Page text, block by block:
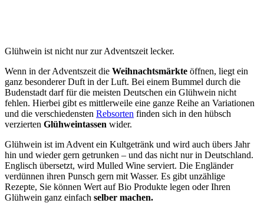
Glühwein ist nicht nur zur Adventszeit lecker.
Wenn in der Adventszeit die Weihnachtsmärkte öffnen, liegt ein
ganz besonderer Duft in der Luft. Bei einem Bummel durch die
Budenstadt darf für die meisten Deutschen ein Glühwein nicht
fehlen. Hierbei gibt es mittlerweile eine ganze Reihe an Variationen
und die verschiedensten Rebsorten finden sich in den hübsch
verzierten Glühweintassen wider.
Glühwein ist im Advent ein Kultgetränk und wird auch übers Jahr
hin und wieder gern getrunken – und das nicht nur in Deutschland.
Englisch übersetzt, wird Mulled Wine serviert. Die Engländer
verdünnen ihren Punsch gern mit Wasser. Es gibt unzählige
Rezepte, Sie können Wert auf Bio Produkte legen oder Ihren
Glühwein ganz einfach selber machen.